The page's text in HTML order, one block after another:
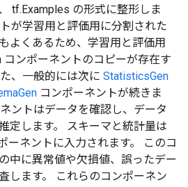
tf.Examples の形式に整形しま
が学習用と評価用に分割された
よくあるため、学習用と評価用
コンポーネントのコピーが存在す
、一般的には次に StatisticsGen
コンポーネントが続きま
ントはデータを確認し、データ
定します。 スキーマと統計量は
ーネントに入力されます。 このコ
中に異常値や欠損値、誤ったデー
します。 これらのコンポーネン